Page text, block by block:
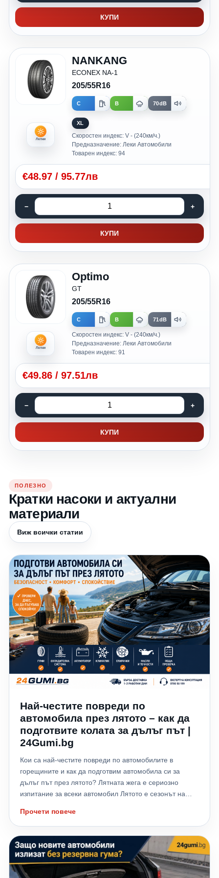
КУПИ
Летни
NANKANG
ECONEX NA-1
205/55R16
C B 70dB
XL
Скоростен индекс: V - (240км/ч.)
Предназначение: Леки Автомобили
Товарен индекс: 94
€48.97 / 95.77лв
КУПИ
Летни
Optimo
GT
205/55R16
C B 71dB
Скоростен индекс: V - (240км/ч.)
Предназначение: Леки Автомобили
Товарен индекс: 91
€49.86 / 97.51лв
КУПИ
ПОЛЕЗНО
Кратки насоки и актуални
материали
Виж всички статии
Най-честите повреди по
автомобила през лятото – как да
подготвите колата за дълъг път |
24Gumi.bg
Кои са най-честите повреди по автомобилите в
горещините и как да подготвим автомобила си за
дълъг път през лятото? Лятната жега е сериозно
изпитание за всеки автомобил Лятото е сезонът на
които много шофьори изминават към морето,
планината или чужбина. Високите температури обаче
не натоварват само водача – те поставят на сериозно
изпитание всички системи на автомобила. Всяка
година хиляди автомобили аварират именно през
летните месеци заради прегряване на двигателя,
Прочети повече